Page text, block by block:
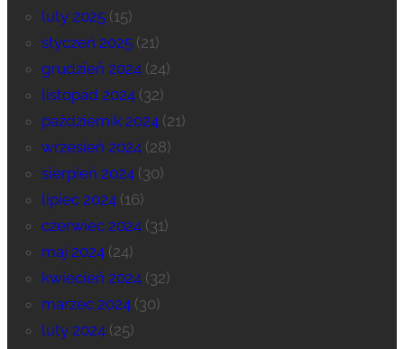
luty 2025(15)
styczeń 2025(21)
grudzień 2024(24)
listopad 2024(32)
październik 2024(21)
wrzesień 2024(28)
sierpień 2024(30)
lipiec 2024(16)
czerwiec 2024(31)
maj 2024(24)
kwiecień 2024(32)
marzec 2024(30)
luty 2024(25)